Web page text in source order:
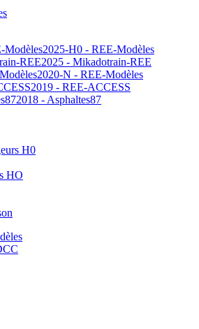
2025-H0 - REE-Modèles
2025 - Mikadotrain-REE
2020-N - REE-Modèles
2019 - REE-ACCESS
2018 - Asphaltes87
H0
HO